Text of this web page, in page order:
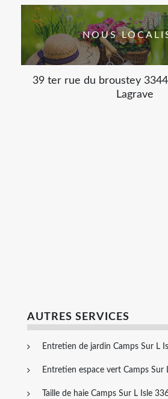
NOUS
39 ter rue du broustey
Lagrave
AUTRES SERVICES
Entretien de jardin Camps Sur L
Entretien espace vert Camps Sur
Taille de haie Camps Sur L Isle